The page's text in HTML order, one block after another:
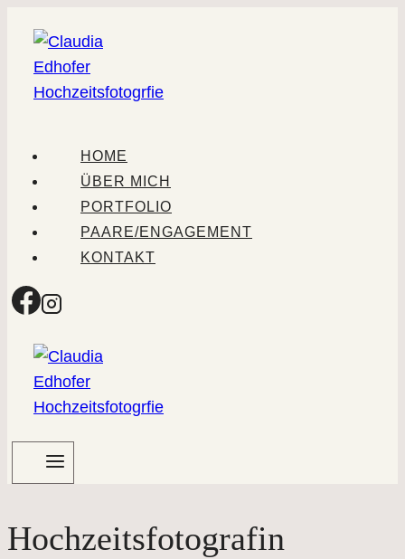
Inhalt
springen
HOME
ÜBER MICH
PORTFOLIO
PAARE/ENGAGEMENT
KONTAKT
Hochzeitsfotografin